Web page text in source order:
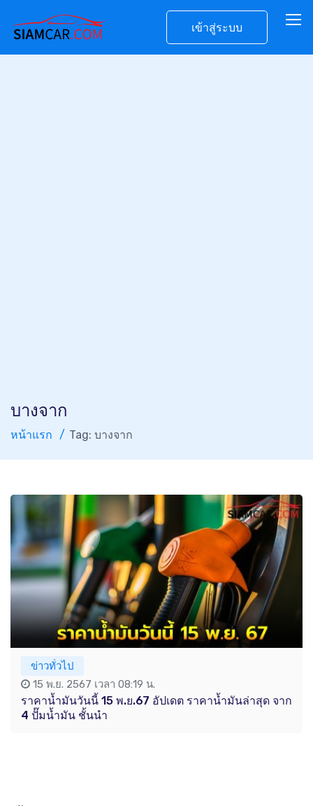
เข้าสู่ระบบ
บางจาก
หน้าแรก Tag: บางจาก
ข่าวทั่วไป
15 พ.ย. 2567 เวลา 08:19 น.
ราคาน้ำมันวันนี้ 15 พ.ย.67 อัปเดต ราคาน้ำมันล่าสุด จาก
4 ปั๊มน้ำมัน ชั้นนำ